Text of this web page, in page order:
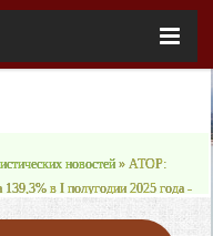
новостей » АТОР:
139,3% в I полугодии 2025 года -